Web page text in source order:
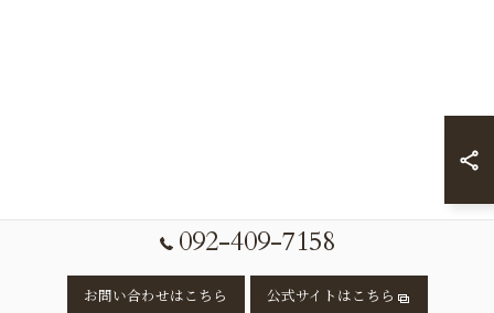
092-409-7158
お問い合わせはこちら 公式サイトはこちら